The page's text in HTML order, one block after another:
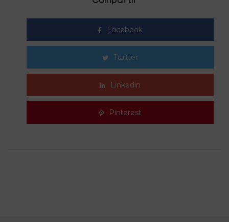
Facebook
Twitter
Linkedin
Pinterest